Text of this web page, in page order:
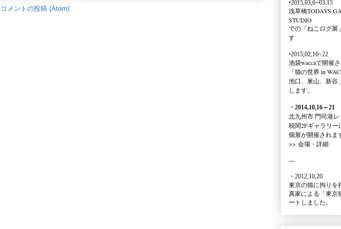
コメントの投稿 (Atom)
•2015,03,6~03.15
浅草橋TODAYS
STUDIO
での 「ねこログ展
す
•2015,02,16~22
池袋waccaで開催
「猫の世界 in
池口、巣山、新谷
します。
・2014,10,16～21
北九州市 門司港
税関2Fギャラリー
個展が開催されま
>> 会場・詳細
---
・2012,10,20
東京の猫に拘りを
真家による 「東
ートしました。